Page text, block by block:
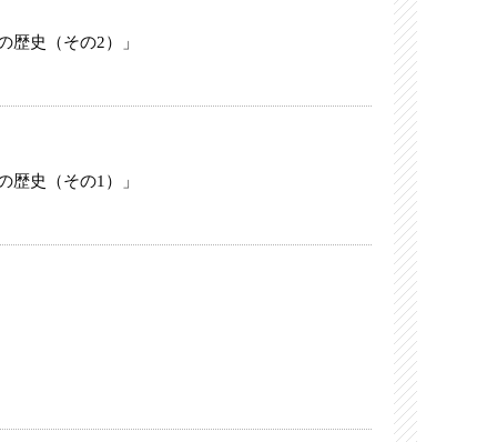
史（その2）」
史（その1）」